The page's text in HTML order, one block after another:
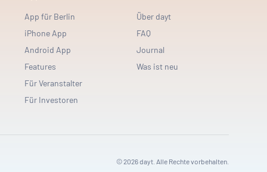
App für Berlin
iPhone App
Android App
Features
Für Veranstalter
Für Investoren
Über dayt
FAQ
Journal
Was ist neu
©2026dayt. Alle Rechte vorbehalten.